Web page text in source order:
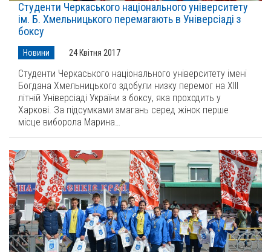
Студенти Черкаського національного університету
ім. Б. Хмельницького перемагають в Універсіаді з
боксу
Новини 24 Квітня 2017
Студенти Черкаського національного університету імені
Богдана Хмельницького здобули низку перемог на ХІІІ
літній Універсіаді України з боксу, яка проходить у
Харкові. За підсумками змагань серед жінок перше
місце виборола Марина…